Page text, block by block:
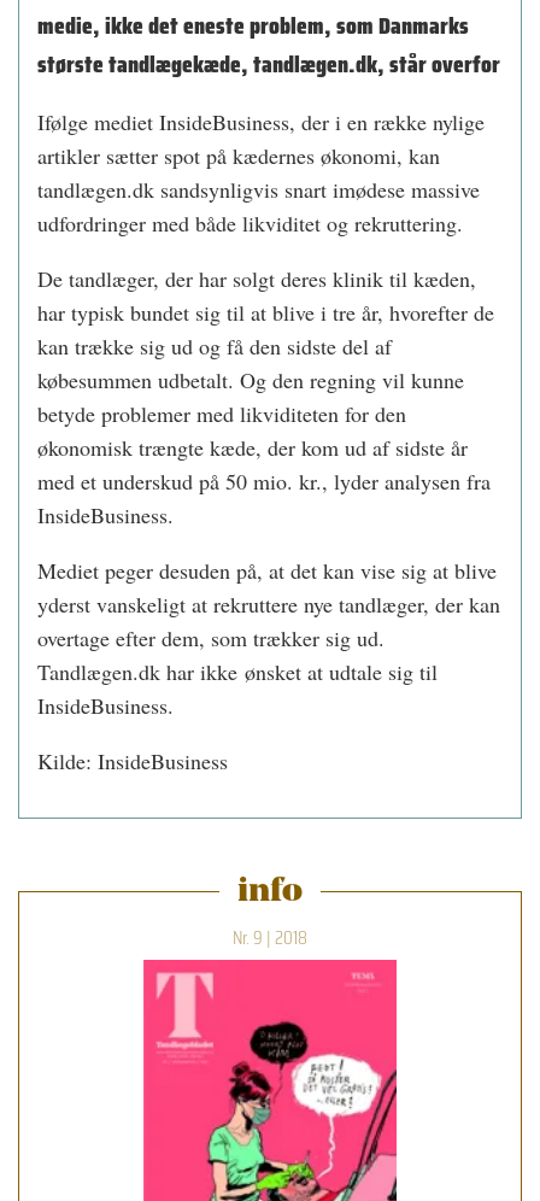
medie, ikke det eneste problem, som Danmarks
største tandlægekæde, tandlægen.dk, står overfor
Ifølge mediet InsideBusiness, der i en række nylige
artikler sætter spot på kædernes økonomi, kan
tandlægen.dk sandsynligvis snart imødese massive
udfordringer med både likviditet og rekruttering.
De tandlæger, der har solgt deres klinik til kæden,
har typisk bundet sig til at blive i tre år, hvorefter de
kan trække sig ud og få den sidste del af
købesummen udbetalt. Og den regning vil kunne
betyde problemer med likviditeten for den
økonomisk trængte kæde, der kom ud af sidste år
med et underskud på 50 mio. kr., lyder analysen fra
InsideBusiness.
Mediet peger desuden på, at det kan vise sig at blive
yderst vanskeligt at rekruttere nye tandlæger, der kan
overtage efter dem, som trækker sig ud.
Tandlægen.dk har ikke ønsket at udtale sig til
InsideBusiness.
Kilde: InsideBusiness
info
Nr. 9 | 2018